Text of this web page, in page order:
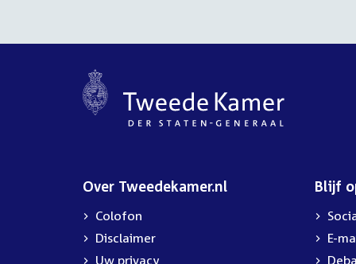
Over Tweedekamer.nl
Colofon
Disclaimer
Uw privacy
Blijf
E-